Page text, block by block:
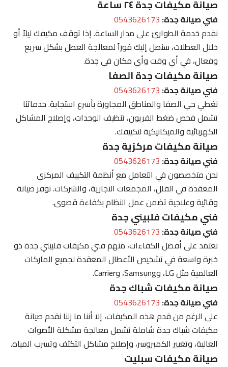
صيانة مكيفات جدة ٢٤ ساعة
فني صيانة جدة: 0543626173
نقدم خدمة الطوارئ على مدار الساعة. إذا توقف مكيفك ليلاً أو
خلال العطلات، سنصل إليك فوراً لمعالجة العطل بشكل سريع
وفعال، في أي وقت وأي مكان في جدة.
صيانة مكيفات جدة الصفا
فني صيانة جدة: 0543626173
نغطي حي الصفا والمناطق المجاورة بأسرع استجابة. خدماتنا
تشمل فحص ضغط الفريون، تنظيف الوحدات، وإصلاح المشاكل
الكهربائية والميكانيكية لتكييفك.
صيانة مكيفات مركزية جدة
فني صيانة جدة: 0543626173
نحن متخصصون في التعامل مع أنظمة التكييف المركزي
المعقدة في الفلل، المجمعات التجارية، والشركات. نوفر صيانة
وقائية وعلاجية تضمن عمل النظام بكفاءة قصوى.
فني مكيفات فلبيني جدة
فني صيانة جدة: 0543626173
نعتمد على أفضل الكفاءات، منهم فني مكيفات فلبيني جدة ذو
خبرة واسعة في تشخيص الأعطال المعقدة لجميع الماركات
العالمية مثل LG، وSamsung، وCarrier.
صيانة مكيفات شباك جدة
فني صيانة جدة: 0543626173
على الرغم من قدم هذه المكيفات، إلا أننا ما زلنا نقدم صيانة
مكيفات شباك جدة شاملة تشمل معالجة مشكلة الأصوات
العالية، وتغيير الكمبروسر، وإصلاح مشاكل التكثف وتسرب المياه.
صيانة مكيفات سبليت